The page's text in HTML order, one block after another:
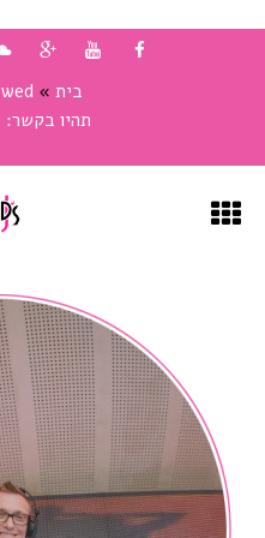
בית »
תהיו בקשר:
DJ SWED
DJ PIPE
DJ SASH